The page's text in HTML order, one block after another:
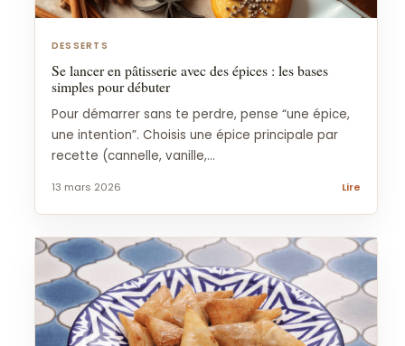
DESSERTS
Se lancer en pâtisserie avec des épices : les bases
simples pour débuter
Pour démarrer sans te perdre, pense “une épice,
une intention”. Choisis une épice principale par
recette (cannelle, vanille,...
13 mars 2026 Lire